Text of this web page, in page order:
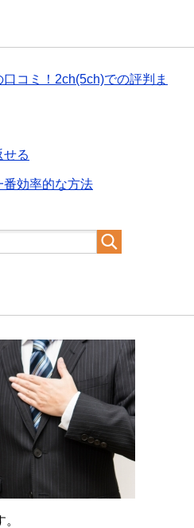
コミ！2ch(5ch)での評判ま
せる
効率的な方法